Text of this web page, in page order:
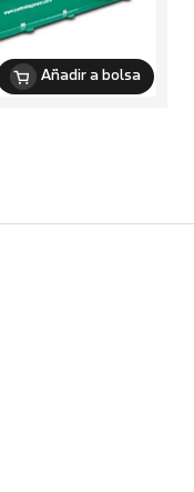
Añadir a bolsa